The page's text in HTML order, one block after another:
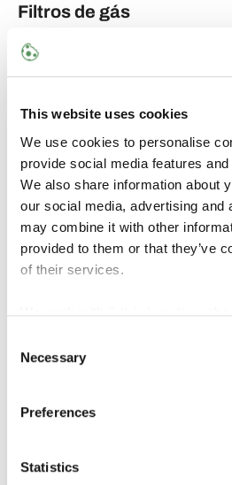
This website uses cookies
We use cookies to personalise
provide social media features
We also share information about
our social media, advertising and
may combine it with other
provided to them or that they’ve
of their services.
Selection
Necessary
Preferences
Statistics
Filtros de gás
Detritos e partículas são
motores e bicos. Os filtros de
saudável.
Veja nossos filtros de gás